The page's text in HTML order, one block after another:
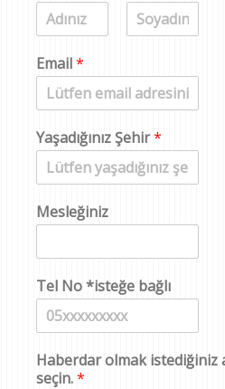
d
a
d
Email*
Yaşadığınız Şehir*
Mesleğiniz
Tel No *isteğe bağlı
Haberdar olmak istediğiniz
seçin.*